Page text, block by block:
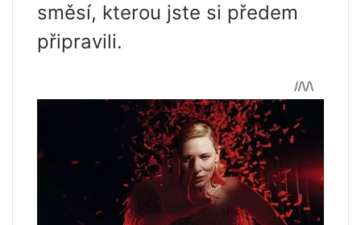
směsí, kterou jste si předem
připravili.